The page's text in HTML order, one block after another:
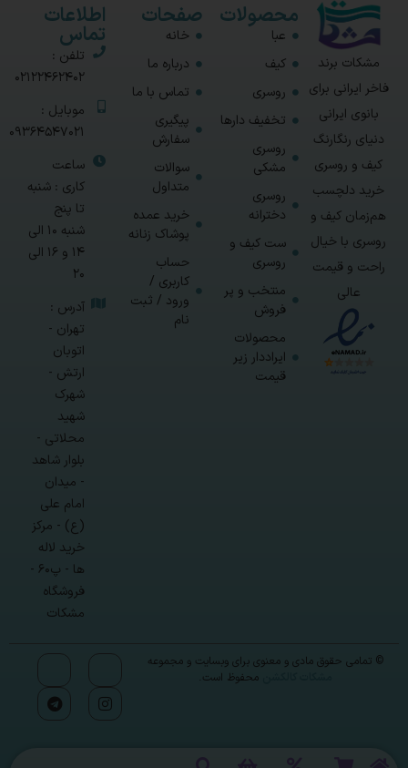
مشکات برند
فاخر ایرانی برای
بانوی ایرانی
دنیای رنگارنگ
کیف و روسری
خرید دلچسب
هم‌زمان کیف و
روسری با خیال
راحت و قیمت
عالی
محصولات
عبا
کیف
روسری
تخفیف دارها
روسری
مشکی
روسری
دخترانه
ست کیف و
روسری
منتخب و پر
فروش
محصولات
ایراددار زیر
قیمت
صفحات
خانه
درباره ما
تماس با ما
پیگیری
سفارش
سوالات
متداول
خرید عمده
پوشاک زنانه
حساب
کاربری /
ورود / ثبت
نام
اطلاعات
تماس
تلفن :
02122462402
موبایل :
09364547021
ساعت
کاری : شنبه
تا پنج
شنبه 10 الی
14 و 16 الی
20
آدرس :
تهران -
اتوبان
ارتش -
شهرک
شهید
محلاتی -
بلوار شاهد
- میدان
امام علی
(ع) - مرکز
خرید لاله
ها - پ۶۰ -
فروشگاه
مشکات
© تمامی حقوق مادی و معنوی برای وبسایت و مجموعه
محفوظ است.